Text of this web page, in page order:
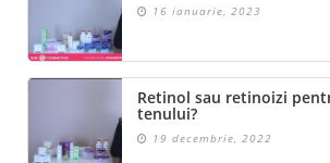
16 ianuarie, 2023
Retinol sau retinoizi
tenului?
19 decembrie, 2022